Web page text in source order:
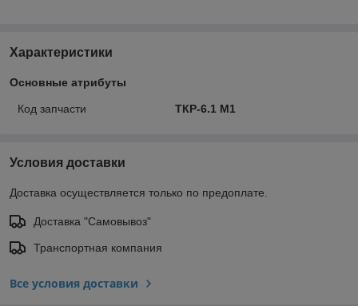
Характеристики
Основные атрибуты
Код запчасти ТКР-6.1 М1
Условия доставки
Доставка осуществляется только по предоплате.
Доставка "Самовывоз"
Транспортная компания
Все условия доставки